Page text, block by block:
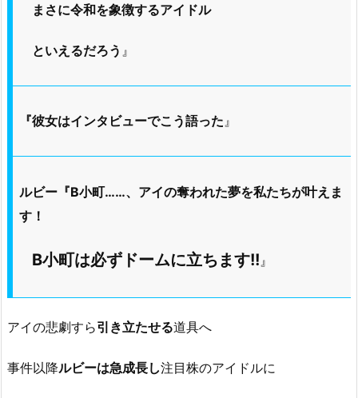
まさに令和を象徴するアイドル
といえるだろう 』
『彼女はインタビューでこう語った』
ルビー『B小町……、アイの奪われた夢を私たちが叶えま
す！
B小町は必ずドームに立ちます!! 』
アイの悲劇すら引き立たせる道具へ
事件以降ルビーは急成長し注目株のアイドルに